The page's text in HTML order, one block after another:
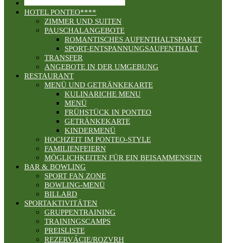
HOTEL PONTEO****
ZIMMER UND SUITEN
PAUSCHALANGEBOTE
ROMANTISCHES AUFENTHALTSPAKET
SPORT-ENTSPANNUNGSAUFENTHALT
TRANSFER
ANGEBOTE IN DER UMGEBUNG
RESTAURANT
MENÜ UND GETRÄNKEKARTE
KULINARICHE MENU
MENÜ
FRÜHSTÜCK IN PONTEO
GETRÄNKEKARTE
KINDERMENÜ
HOCHZEIT IM PONTEO-STYLE
FAMILIENFEIERN
MÖGLICHKEITEN FÜR EIN BEISAMMENSEIN
BAR & BOWLING
SPORT FAN ZONE
BOWLING-MENÜ
BILLARD
SPORTAKTIVITÄTEN
GRUPPENTRAINING
TRAININGSCAMPS
PREISLISTE
REZERVÁCIE/ROZVRH